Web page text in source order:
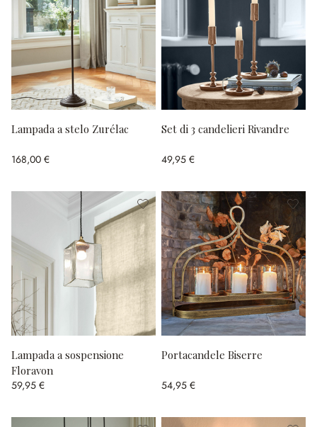
Lampada a stelo Zurélac
168,00 €
Set di 3 candelieri Rivandre
49,95 €
Lampada a sospensione
Floravon
59,95 €
Portacandele Biserre
54,95 €